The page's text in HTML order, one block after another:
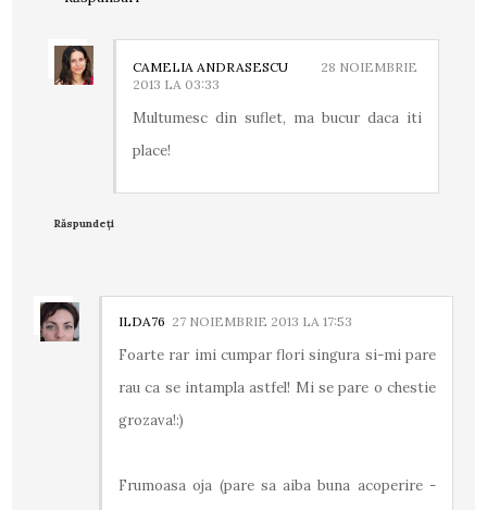
CAMELIA ANDRASESCU
28 NOIEMBRIE
2013 LA 03:33
Multumesc din suflet, ma bucur daca iti
place!
Răspundeți
ILDA76 27 NOIEMBRIE 2013 LA 17:53
Foarte rar imi cumpar flori singura si-mi pare
rau ca se intampla astfel! Mi se pare o chestie
grozava!:)
Frumoasa oja (pare sa aiba buna acoperire -